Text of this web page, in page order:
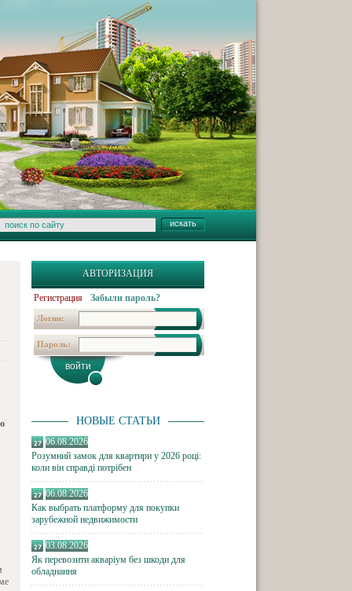
АВТОРИЗАЦИЯ
Регистрация Забыли пароль?
Логин:
Пароль:
НОВЫЕ СТАТЬИ
06.08.2026
Розумний замок для квартири у 2026 році:
коли він справді потрібен
06.08.2026
Как выбрать платформу для покупки
зарубежной недвижимости
03.08.2026
Як перевозити акваріум без шкоди для
обладнання